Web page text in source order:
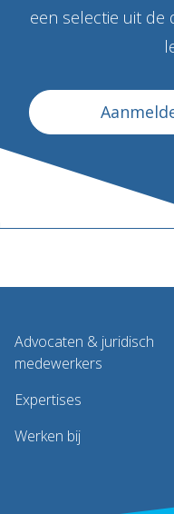
een selectie uit de
Advocaten & juridisch
medewerkers
Expertises
Werken bij